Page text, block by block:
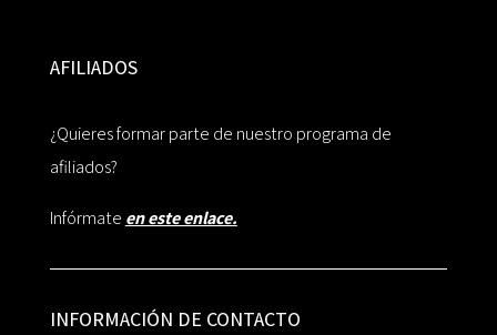
AFILIADOS
¿Quieres formar parte de nuestro programa de
afiliados?
Infórmate en este enlace.
INFORMACIÓN DE CONTACTO